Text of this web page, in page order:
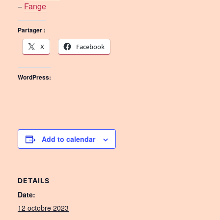
– Fange
Partager :
X
Facebook
WordPress:
Add to calendar
DETAILS
Date:
12 octobre 2023